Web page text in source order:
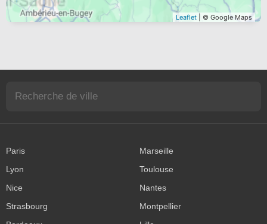
Leaflet | © Google Maps
Paris
Marseille
Lyon
Toulouse
Nice
Nantes
Strasbourg
Montpellier